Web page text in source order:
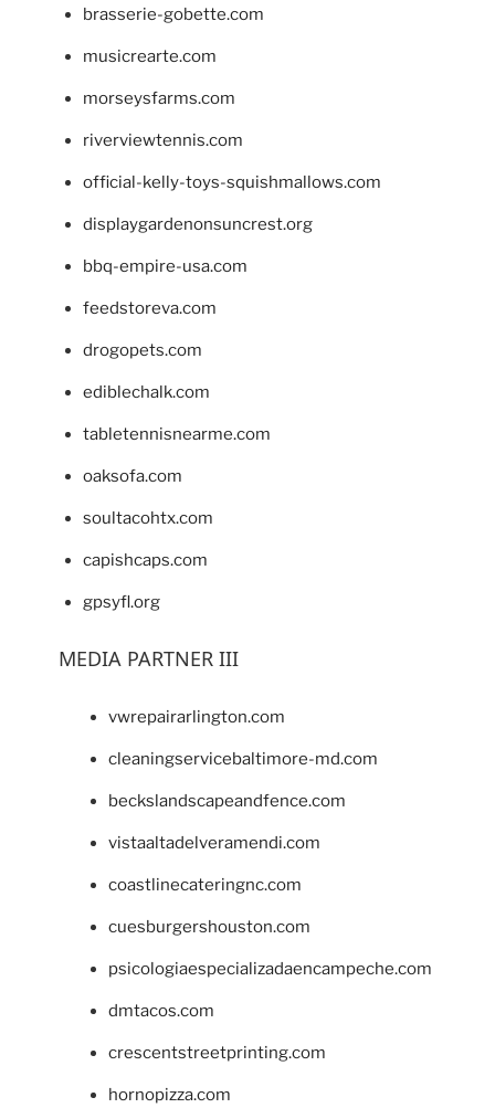
brasserie-gobette.com
musicrearte.com
morseysfarms.com
riverviewtennis.com
official-kelly-toys-squishmallows.com
displaygardenonsuncrest.org
bbq-empire-usa.com
feedstoreva.com
drogopets.com
ediblechalk.com
tabletennisnearme.com
oaksofa.com
soultacohtx.com
capishcaps.com
gpsyfl.org
MEDIA PARTNER III
vwrepairarlington.com
cleaningservicebaltimore-md.com
beckslandscapeandfence.com
vistaaltadelveramendi.com
coastlinecateringnc.com
cuesburgershouston.com
psicologiaespecializadaencampeche.com
dmtacos.com
crescentstreetprinting.com
hornopizza.com